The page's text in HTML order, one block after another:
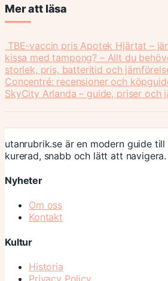
Mer att läsa
TBE-vaccin pris Apotek Hjärtat –
kissa med tampong? – Allt du
storlek, pris, batteritid och
Concentré: recensioner och
SkyCity Arlanda – guide, priser och
utanrubrik.se är en modern guide
kurerad, snabb och lätt att navigera.
Nyheter
Om oss
Kontakt
Kultur
Historia
Privacy Policy